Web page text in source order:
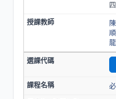
陳
順
龍